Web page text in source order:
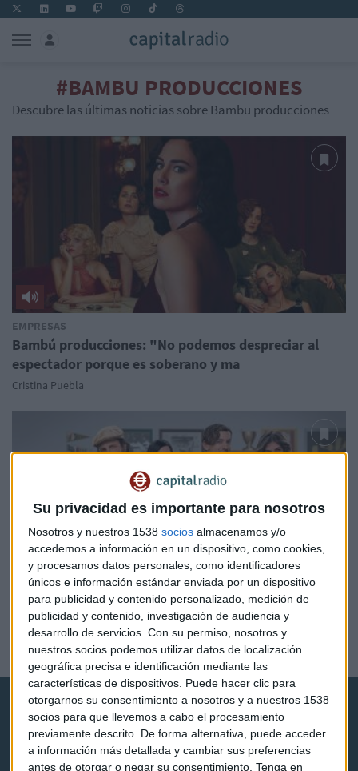
Su privacidad es importante para nosotros
Nosotros y nuestros 1538 socios almacenamos y/o
accedemos a información en un dispositivo, como cookies,
y procesamos datos personales, como identificadores
únicos e información estándar enviada por un dispositivo
para publicidad y contenido personalizado, medición de
publicidad y contenido, investigación de audiencia y
desarrollo de servicios. Con su permiso, nosotros y
nuestros socios podemos utilizar datos de localización
geográfica precisa e identificación mediante las
características de dispositivos. Puede hacer clic para
otorgarnos su consentimiento a nosotros y a nuestros 1538
socios para que llevemos a cabo el procesamiento
previamente descrito. De forma alternativa, puede acceder
a información más detallada y cambiar sus preferencias
antes de otorgar o negar su consentimiento. Tenga en
#BAMBU PRODUCCIONES
Descubre las últimas noticias sobre Bambu producciones
EMPRESAS
Bambú producciones: "No podemos despreciar al
espectador porque es soberano y ma
Cristina Puebla
BOLSA
Netflix, cada vez más local
Redacción Capital Radio